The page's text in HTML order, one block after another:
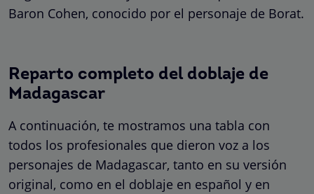
Baron Cohen, conocido por el personaje de Borat.
Reparto completo del doblaje de
Madagascar
A continuación, te mostramos una tabla con
todos los profesionales que dieron voz a los
personajes de Madagascar, tanto en su versión
original, como en el doblaje en español y en